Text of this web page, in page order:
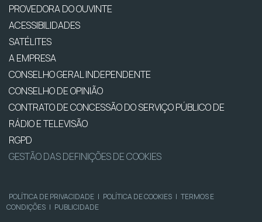
PROVEDORA DO OUVINTE
ACESSIBILIDADES
SATÉLITES
A EMPRESA
CONSELHO GERAL INDEPENDENTE
CONSELHO DE OPINIÃO
CONTRATO DE CONCESSÃO DO SERVIÇO PÚBLICO DE
RÁDIO E TELEVISÃO
RGPD
GESTÃO DAS DEFINIÇÕES DE COOKIES
POLÍTICA DE PRIVACIDADE | POLÍTICA DE COOKIES | TERMOS E
CONDIÇÕES | PUBLICIDADE